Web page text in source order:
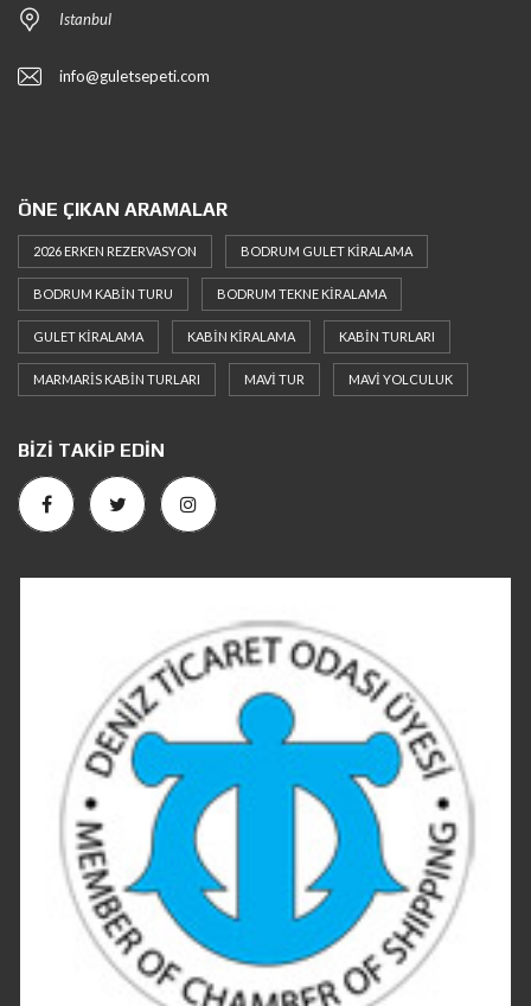
Istanbul
info@guletsepeti.com
ÖNE ÇIKAN ARAMALAR
2026 ERKEN REZERVASYON BODRUM GULET KIRALAMA
BODRUM KABIN TURU BODRUM TEKNE KIRALAMA
GULET KIRALAMA KABIN KIRALAMA KABIN TURLARI
MARMARIS KABIN TURLARI MAVI TUR MAVI YOLCULUK
BIZI TAKIP EDIN